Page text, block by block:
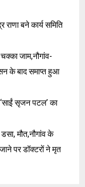
बने कार्य समिति
जाम,नौगांव-
के बाद समाप्त हुआ
सृजन पटल’ का
मौत,नौगांव के
पर डॉक्टरों ने मृत